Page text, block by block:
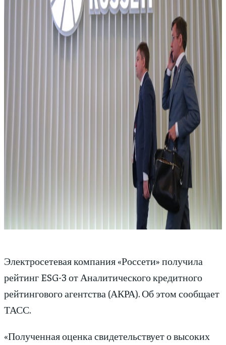
Электросетевая компания «Россети» получила
рейтинг ESG-3 от Аналитического кредитного
рейтингового агентства (АКРА). Об этом сообщает
ТАСС.
«Полученная оценка свидетельствует о высоких